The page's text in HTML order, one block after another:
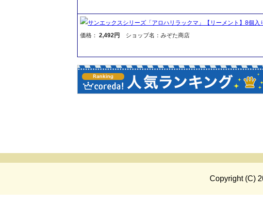
サンエックスシリーズ「アロハリラックマ」【リーメント】8個入
価格： 2,492円 ショップ名：みぞた商店
Copyright (C)